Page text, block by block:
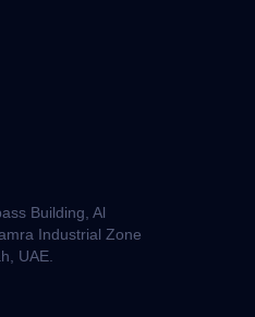
Building, Al
Industrial Zone
UAE.